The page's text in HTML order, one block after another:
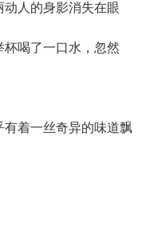
人的身影消失在眼
杯喝了一口水，忽然
着一丝奇异的味道飘